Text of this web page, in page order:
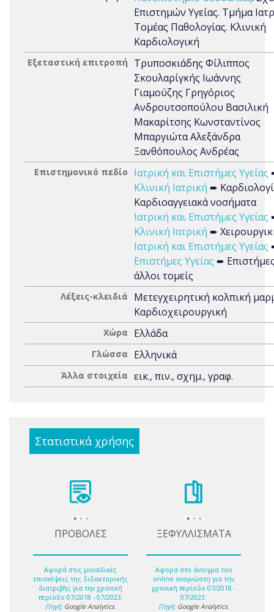
Επιστημών Υγείας. Τμήμα
Τομέας Παθολογίας. Κλινική
Καρδιολογική
Εξεταστική επιτροπή
Τρυποσκιάδης Φίλιππος
Σκουλαρίγκής Ιωάννης
Γιαμούζης Γρηγόριος
Ανδρουτσοπούλου Βασιλική
Μακαρίτσης Κωνσταντίνος
Μπαργιώτα Αλεξάνδρα
Ξανθόπουλος Ανδρέας
Επιστημονικό πεδίο Ιατρική και Επιστήμες Υγείας
Κλινική Ιατρική ➨
Καρδιοαγγειακά νοσήματα
Ιατρική και Επιστήμες Υγείας
Κλινική Ιατρική ➨
Ιατρική και Επιστήμες Υγείας
Επιστήμες Υγείας ➨
άλλοι τομείς
Λέξεις-κλειδιά
Μετεγχειρητική κολπική
Καρδιοχειρουργική
Χώρα Ελλάδα
Γλώσσα Ελληνικά
Άλλα στοιχεία εικ., πιν., σχημ., γραφ.
Στατιστικά χρήσης
ΠΡΟΒΟΛΕΣ
Αφορά στις μοναδικές
επισκέψεις της διδακτορικής
διατριβής για την χρονική
περίοδο 07/2018 - 07/2023.
Πηγή: Google Analytics.
ΞΕΦΥΛΛΙΣΜΑΤΑ
Αφορά στο άνοιγμα του
online αναγνώστη για την
χρονική περίοδο 07/2018 -
07/2023.
Πηγή: Google Analytics.